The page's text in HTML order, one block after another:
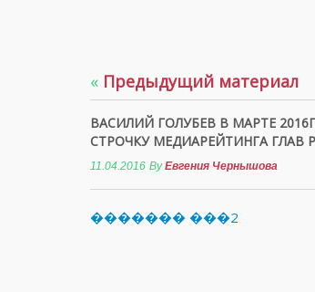
« Предыдущий материал
ВАСИЛИЙ ГОЛУБЕВ В МАРТЕ
СТРОЧКУ МЕДИАРЕЙТИНГА ГЛАВ
11.04.2016 ByЕвгения Чернышова
������� ���2